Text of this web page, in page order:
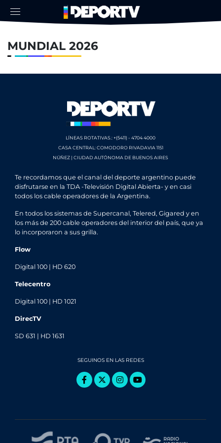
MUNDIAL 2026
LÍNEAS ROTATIVAS.: +(5411) - 4704 4000
CASA CENTRAL: COMODORO RIVADAVIA 1151
NÚÑEZ | CIUDAD AUTÓNOMA DE BUENOS AIRES
Te recordamos que el canal del deporte argentino puede
disfrutarse en la TDA -Televisión Digital Abierta- y en casi
todos los cable operadores de la Argentina.
En todos los sistemas de Supercanal, Telered, Gigared y en
los más de 200 cable operadores del interior del país, que ya
lo incorporaron a sus grilla.
Flow
Digital 100 | HD 620
Telecentro
Digital 100 | HD 1021
DirecTV
SD 631 | HD 1631
SEGUINOS EN LAS REDES